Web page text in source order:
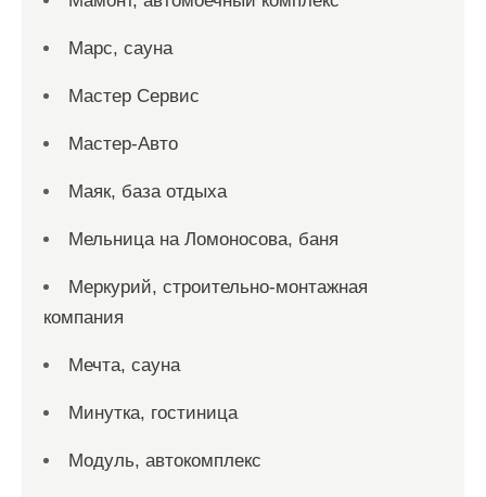
Марс, сауна
Мастер Сервис
Мастер-Авто
Маяк, база отдыха
Мельница на Ломоносова, баня
Меркурий, строительно-монтажная
компания
Мечта, сауна
Минутка, гостиница
Модуль, автокомплекс